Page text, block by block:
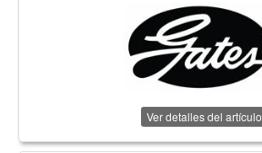
Ver detalles del artículo